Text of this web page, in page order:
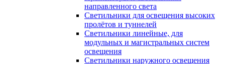
направленного света
Светильники для освещения высоких
пролётов и туннелей
Светильники линейные, для
модульных и магистральных систем
освещения
Светильники наружного освещения